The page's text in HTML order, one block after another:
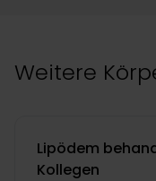
Weitere
Lipödem
Kollegen